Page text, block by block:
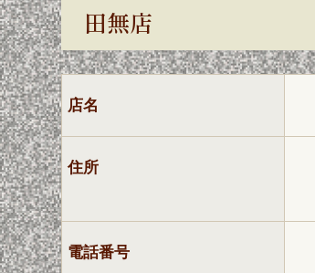
田無店
店名
住所
電話番号